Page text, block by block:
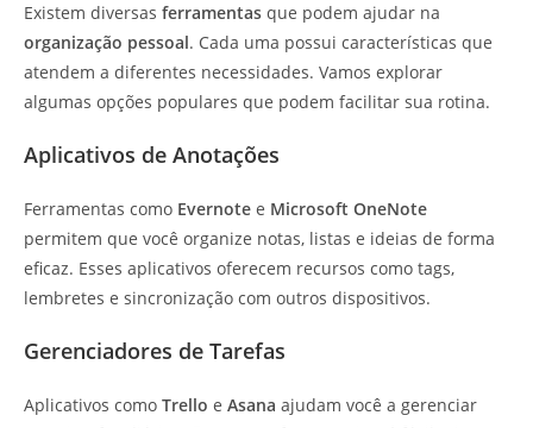
Existem diversas ferramentas que podem ajudar na
organização pessoal. Cada uma possui características que
atendem a diferentes necessidades. Vamos explorar
algumas opções populares que podem facilitar sua rotina.
Aplicativos de Anotações
Ferramentas como Evernote e Microsoft OneNote
permitem que você organize notas, listas e ideias de forma
eficaz. Esses aplicativos oferecem recursos como tags,
lembretes e sincronização com outros dispositivos.
Gerenciadores de Tarefas
Aplicativos como Trello e Asana ajudam você a gerenciar